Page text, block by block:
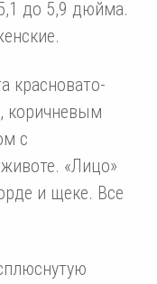
до 5,9 дюйма.
красновато-
коричневым
с
«Лицо»
и щеке. Все